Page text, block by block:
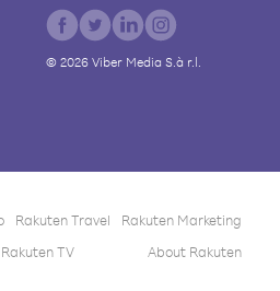
© 2026Viber Media S.à r.l.
Rakuten Travel
Rakuten Marketing
Rakuten TV About Rakuten